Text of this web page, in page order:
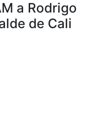
a Rodrigo
de Cali